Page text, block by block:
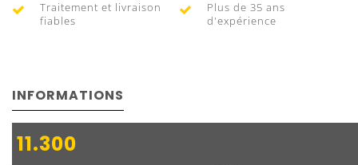
Traitement et livraison
fiables
Plus de 35 ans
d'expérience
INFORMATIONS
11.300